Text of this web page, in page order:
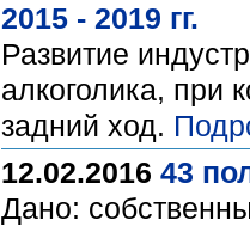
2015 - 2019 гг.
Развитие
алкоголика, при
задний ход.
12.02.2016 43
Дано: